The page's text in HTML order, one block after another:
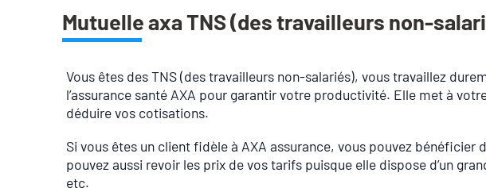
Mutuelle axa TNS (des travailleurs non-
Vous êtes des TNS (des travailleurs non-salariés), vous travaillez
l’assurance santé AXA pour garantir votre productivité. Elle met à
déduire vos cotisations.
Si vous êtes un client fidèle à AXA assurance, vous pouvez
pouvez aussi revoir les prix de vos tarifs puisque elle dispose d’un
etc.